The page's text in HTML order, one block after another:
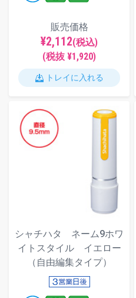
販売価格
¥2,112(税込)
(税抜 ¥1,920)
トレイに入れる
シャチハタ ネーム9ホワ
イトスタイル イエロー
（自由編集タイプ）